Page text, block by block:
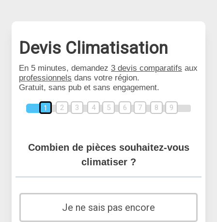
Devis Climatisation
En 5 minutes, demandez 3 devis comparatifs aux
professionnels dans votre région.
Gratuit, sans pub et sans engagement.
1 2 3 4 5 6 7 8 9
Combien de pièces souhaitez-vous
climatiser ?
Je ne sais pas encore